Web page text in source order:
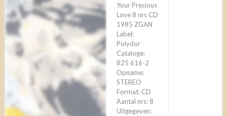
Your Precious
Love 8 nrs CD
1985 ZGAN
Label:
Polydor
Cataloge:
825 616-2
Opname:
STEREO
Format: CD
Aantal nrs: 8
Uitgegeven: